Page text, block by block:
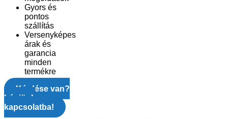
Gyors és
pontos
szállítás
Versenyképes
árak és
garancia
minden
termékre
Kérdése van?
Lépjünk
kapcsolatba!